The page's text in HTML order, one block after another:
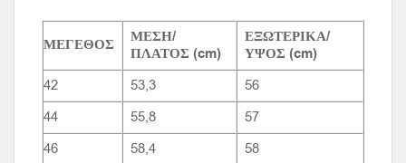
ΜΕΓΕΘΟΣ
ΜΕΣΗ/
ΠΛΑΤΟΣ (cm)
ΕΞΩΤΕΡΙΚΑ/
ΥΨΟΣ (cm)
42 53,3
56
44
55,8
57
46
58,4
58